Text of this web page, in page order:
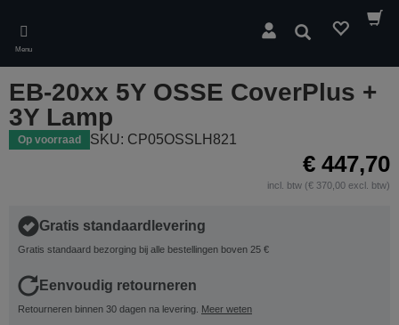
main
content
Menu
Zoeken
EB-20xx 5Y OSSE CoverPlus +
3Y Lamp
Op voorraad SKU: CP05OSSLH821
€ 447,70
incl. btw (€ 370,00 excl. btw)
Gratis standaardlevering
Gratis standaard bezorging bij alle bestellingen boven 25 €
Eenvoudig retourneren
Retourneren binnen 30 dagen na levering. Meer weten